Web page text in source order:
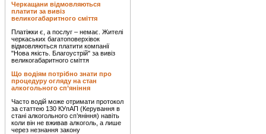
Черкащани відмовляються
платити за вивіз
великогабаритного сміття
Платіжки є, а послуг – немає. Жителі
черкаських багатоповерхівок
відмовляються платити компанії
"Нова якість. Благоустрій" за вивіз
великогабаритного сміття
Що водіям потрібно знати про
процедуру огляду на стан
алкогольного сп’яніння
Часто водій може отримати протокол
за статтею 130 КУпАП (Керування в
стані алкогольного сп’яніння) навіть
коли він не вживав алкоголь, а лише
через незнання закону